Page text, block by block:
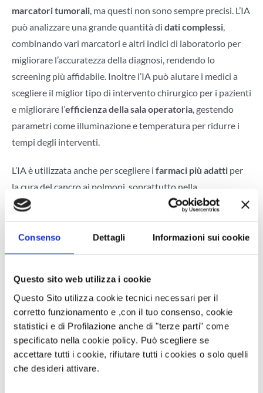
Consenso Dettagli Informazioni sui cookie
Questo sito web utilizza i cookie
Questo Sito utilizza cookie tecnici necessari per il
corretto funzionamento e ,con il tuo consenso, cookie
statistici e di Profilazione anche di "terze parti" come
specificato nella cookie policy. Può scegliere se
accettare tutti i cookie, rifiutare tutti i cookies o solo quelli
che desideri attivare.
marcatori tumorali, ma questi non sono sempre precisi. L’IA
può analizzare una grande quantità di dati complessi,
combinando vari marcatori e altri indici di laboratorio per
migliorare l’accuratezza della diagnosi, rendendo lo
screening più affidabile. Inoltre l’IA può aiutare i medici a
scegliere il miglior tipo di intervento chirurgico per i pazienti
e migliorare l’efficienza della sala operatoria, gestendo
parametri come illuminazione e temperatura per ridurre i
tempi degli interventi.
L’IA è utilizzata anche per scegliere i farmaci più adatti per
la cura del cancro ai polmoni, soprattutto nella
chemioterapia e nell’immunoterapia: analizzando le
può aiutare a personalizzare i trattamenti, rendendoli più
efficaci.
L’impiego di algoritmi avanzati consente di analizzare e
classificare l’importanza delle variabili cliniche, dando vita a
modelli predittiviche offrono previsioni personalizzate su
mortalità e stime di sopravvivenza dei pazienti. Questi
strumenti si rivelano preziosi per i medici, facilitando la
valutazione delle opzioni terapeutiche e il supporto ai